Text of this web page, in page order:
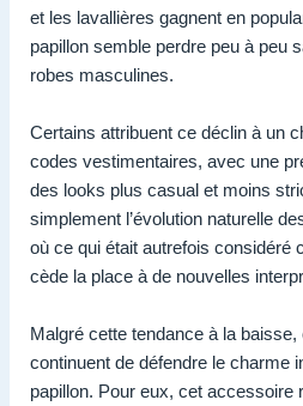
et les lavallières gagnent en
papillon semble perdre peu à peu
robes masculines.
Certains attribuent ce déclin à un
codes vestimentaires, avec une
des looks plus casual et moins
simplement l’évolution naturelle
où ce qui était autrefois considéré
cède la place à de nouvelles
Malgré cette tendance à la
continuent de défendre le charme
papillon. Pour eux, cet accessoire